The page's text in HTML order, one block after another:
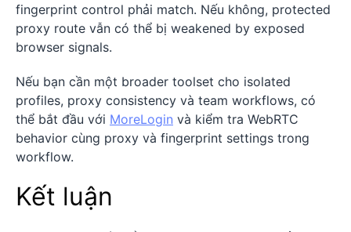
fingerprint control phải match. Nếu không, protected
proxy route vẫn có thể bị weakened by exposed
browser signals.
Nếu bạn cần một broader toolset cho isolated
profiles, proxy consistency và team workflows, có
thể bắt đầu với MoreLogin và kiểm tra WebRTC
behavior cùng proxy và fingerprint settings trong
workflow.
Kết luận